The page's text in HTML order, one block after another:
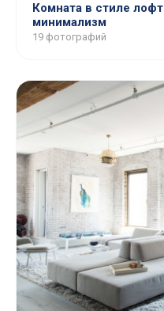
Комната в стиле лофт
минимализм
19 фотографий